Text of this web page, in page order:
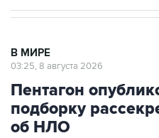
В МИРЕ
03:25, 8 августа 2026
Пентагон
подборку
об НЛО